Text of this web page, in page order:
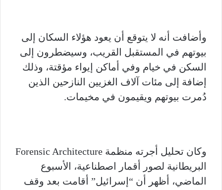
وأضافت أنه لا يتوقع أن يعود هؤلاء السكان إلى
بيوتهم في المستقبل القريب، وسيضطرون إلى
السكن في خيام وفي أماكن إيواء مؤقتة، وذلك
إضافة إلى مئات آلاف الغزيين النازحين الذين
دُمرت بيوتهم ويقيمون في مخيمات.
وكان تحليل أجرته منظمة Forensic Architecture
البريطانية لصور أقمار اصطناعية، الأسبوع
الماضي، أظهر أن “إسرائيل” أقامت بعد وقف